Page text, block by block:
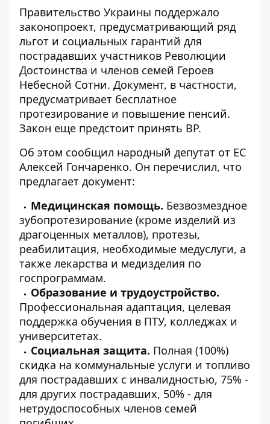
Правительство Украины поддержало
законопроект, предусматривающий ряд
льгот и социальных гарантий для
пострадавших участников Революции
Достоинства и членов семей Героев
Небесной Сотни. Документ, в частности,
предусматривает бесплатное
протезирование и повышение пенсий.
Закон еще предстоит принять ВР.
Об этом сообщил народный депутат от ЕС
Алексей Гончаренко. Он перечислил, что
предлагает документ:
Медицинская помощь. Безвозмездное
зубопротезирование (кроме изделий из
драгоценных металлов), протезы,
реабилитация, необходимые медуслуги, а
также лекарства и медизделия по
госпрограммам.
Образование и трудоустройство.
Профессиональная адаптация, целевая
поддержка обучения в ПТУ, колледжах и
университетах.
Социальная защита. Полная (100%)
скидка на коммунальные услуги и топливо
для пострадавших с инвалидностью, 75% -
для других пострадавших, 50% - для
нетрудоспособных членов семей